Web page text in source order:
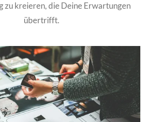
zu kreieren, die Deine Erwartungen
übertrifft.